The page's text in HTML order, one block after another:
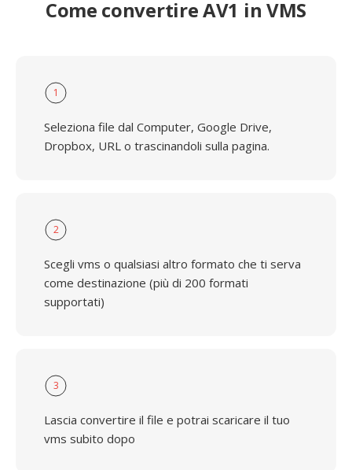
Come convertire AV1 in VMS
1
Seleziona file dal Computer, Google Drive,
Dropbox, URL o trascinandoli sulla pagina.
2
Scegli vms o qualsiasi altro formato che ti serva
come destinazione (più di 200 formati
supportati)
3
Lascia convertire il file e potrai scaricare il tuo
vms subito dopo